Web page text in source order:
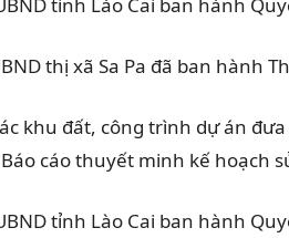
tỉnh Lào Cai ban hành
thị xã Sa Pa đã ban hành
khu đất, công trình dự án
Báo cáo thuyết minh kế
tỉnh Lào Cai ban hành